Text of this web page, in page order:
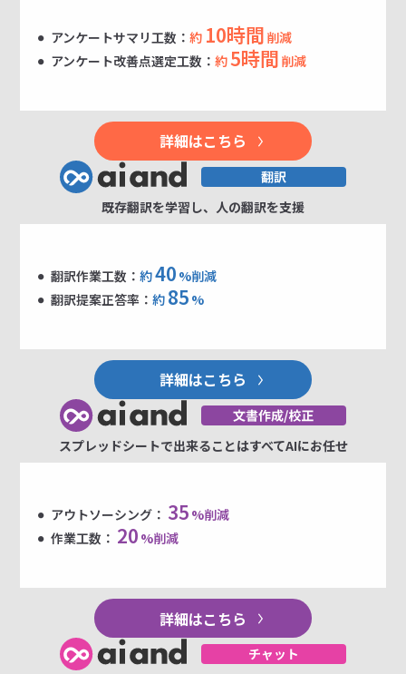
アンケートサマリ工数：約 10時間 削減
アンケート改善点選定工数：約5時間 削減
詳細はこちら
既存翻訳を学習し、人の翻訳を支援
翻訳作業工数：約40 %削減
翻訳提案正答率：約 85 %
詳細はこちら
スプレッドシートで出来ることはすべてAIにお任せ
アウトソーシング： 35 %削減
作業工数： 20 %削減
詳細はこちら